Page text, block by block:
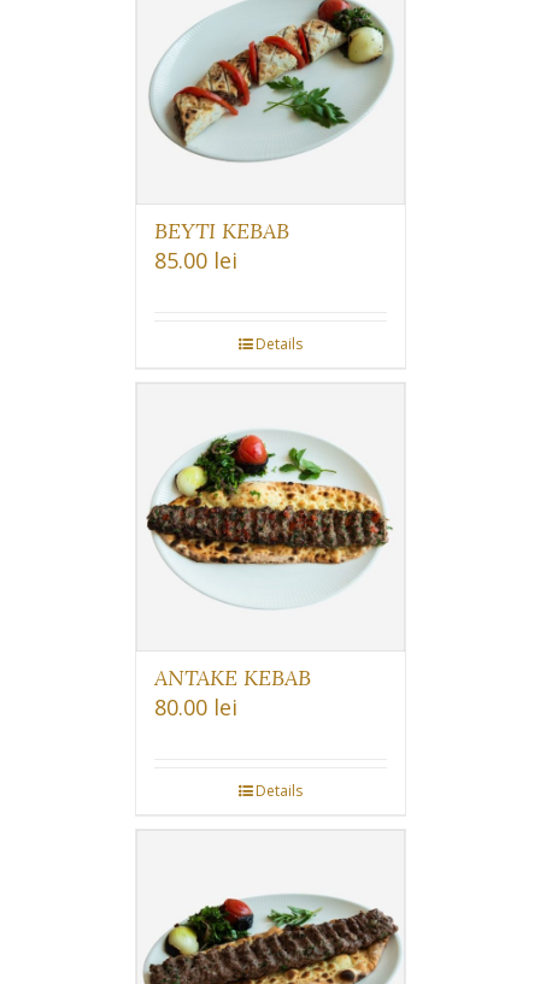
BEYTI KEBAB
85.00 lei
Details
ANTAKE KEBAB
80.00 lei
Details